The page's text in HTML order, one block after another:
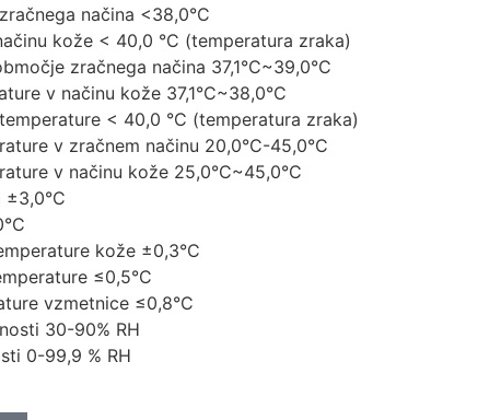
načina <38,0°C
kože < 40,0 °C (temperatura zraka)
zračnega načina 37,1°C~39,0°C
v načinu kože 37,1°C~38,0°C
< 40,0 °C (temperatura zraka)
v zračnem načinu 20,0°C-45,0°C
v načinu kože 25,0°C~45,0°C
±3,0°C
kože ±0,3°C
≤0,5°C
vzmetnice ≤0,8°C
30-90% RH
0-99,9 % RH